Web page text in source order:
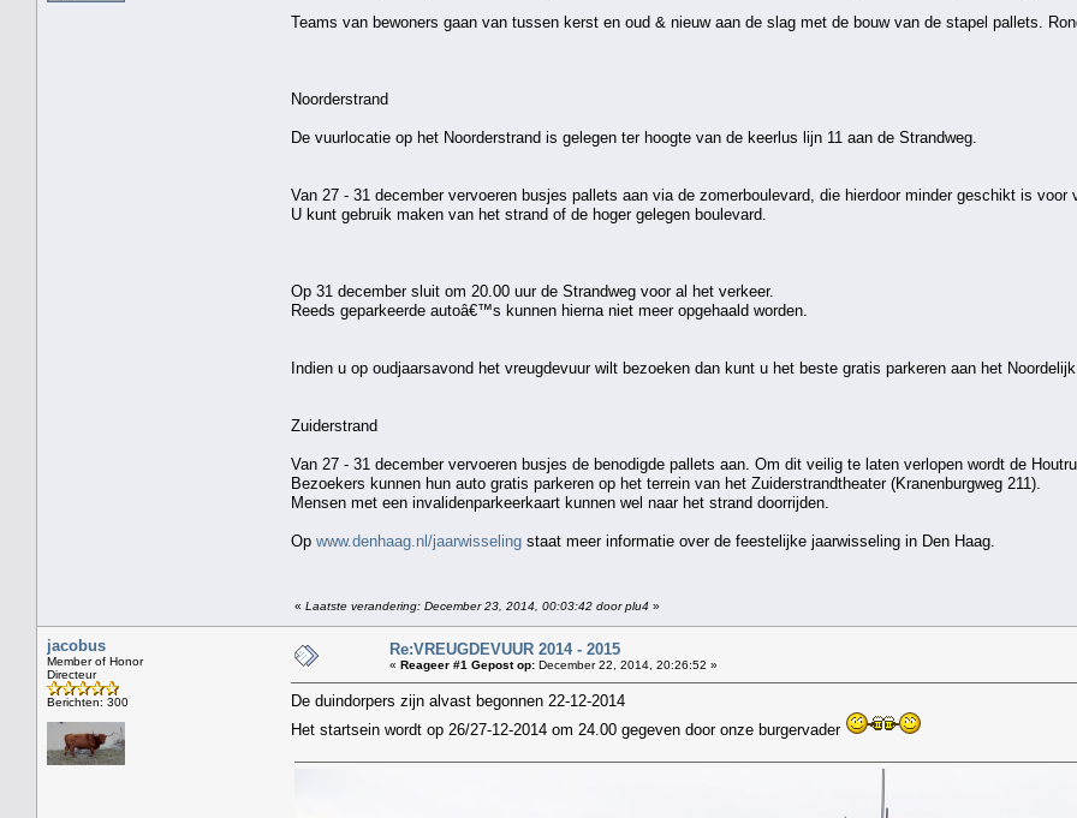
Teams van bewoners gaan van tussen kerst en oud & nieuw aan de slag met de bouw van de stapel pallets.
Noorderstrand
De vuurlocatie op het Noorderstrand is gelegen ter hoogte van de keerlus lijn 11 aan de Strandweg.
Van 27 - 31 december vervoeren busjes pallets aan via de zomerboulevard, die hierdoor minder geschikt is voor
U kunt gebruik maken van het strand of de hoger gelegen boulevard.
Op 31 december sluit om 20.00 uur de Strandweg voor al het verkeer.
Reeds geparkeerde autoâ€™s kunnen hierna niet meer opgehaald worden.
Indien u op oudjaarsavond het vreugdevuur wilt bezoeken dan kunt u het beste gratis parkeren aan het Noordelijk
Zuiderstrand
Van 27 - 31 december vervoeren busjes de benodigde pallets aan. Om dit veilig te laten verlopen wordt de
Bezoekers kunnen hun auto gratis parkeren op het terrein van het Zuiderstrandtheater (Kranenburgweg 211).
Mensen met een invalidenparkeerkaart kunnen wel naar het strand doorrijden.
Op www.denhaag.nl/jaarwisseling staat meer informatie over de feestelijke jaarwisseling in Den Haag.
« Laatste verandering: December 23, 2014, 00:03:42 door plu4 »
jacobus
Member of Honor
Directeur
Berichten: 300
Re:VREUGDEVUUR 2014 - 2015
« Reageer #1 Gepost op: December 22, 2014, 20:26:52 »
De duindorpers zijn alvast begonnen 22-12-2014
Het startsein wordt op 26/27-12-2014 om 24.00 gegeven door onze burgervader